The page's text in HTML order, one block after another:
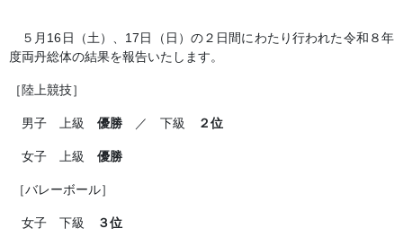
５月 16 日（土）、 17日（日）の２日間にわたり行われた令和 ８年
度両丹総体の結果を報告いたします。
［陸上競技］
男子 上級 優勝 ／ 下級 ２位
女子 上級 優勝
［バレーボール］
女子 下級 ３位